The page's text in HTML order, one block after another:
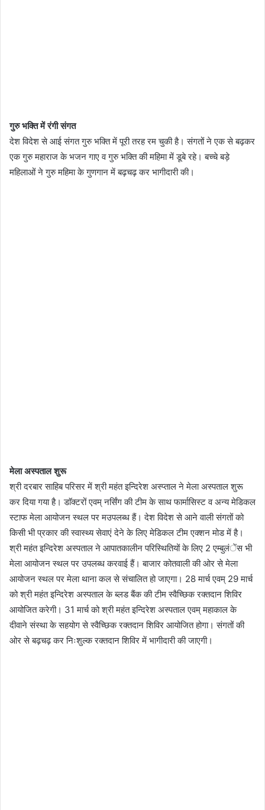
गुरु भक्ति में रंगी संगत
देश विदेश से आई संगत गुरु भक्ति में पूरी तरह रम चुकी है। संगतों ने एक से बढ़कर
एक गुरु महाराज के भजन गाए व गुरु भक्ति की महिमा में डूबे रहे। बच्चे बड़े
महिलाओं ने गुरु महिमा के गुणगान में बढ़चढ़ कर भागीदारी की।
मेला अस्पताल शुरू
श्री दरबार साहिब परिसर में श्री महंत इन्दिरेश अस्प्ताल ने मेला अस्पताल शुरू
कर दिया गया है। डाॅक्टरों एवम् नर्सिंग की टीम के साथ फार्मासिस्ट व अन्य मेडिकल
स्टाफ मेला आयोजन स्थल पर मउपलब्ध हैं। देश विदेश से आने वाली संगतों को
किसी भी प्रकार की स्वास्थ्य सेवाएं देने के लिए मेडिकल टीम एक्शन मोड में है।
श्री महंत इन्दिरेश अस्पताल ने आपातकालीन परिस्थितियों के लिए 2 एम्बुलंेंस भी
मेला आयोजन स्थल पर उपलब्ध करवाई हैं। बाजार कोतवाली की ओर से मेला
आयोजन स्थल पर मेला थाना कल से संचालित हो जाएगा। 28 मार्च एवम् 29 मार्च
को श्री महंत इन्दिरेश अस्पताल के ब्लड बैंक की टीम स्वैच्छिक रक्तदान शिविर
आयोजित करेगी। 31 मार्च को श्री महंत इन्दिरेश अस्पताल एवम् महाकाल के
दीवाने संस्था के सहयोग से स्वैच्छिक रक्तदान शिविर आयोजित होगा। संगतों की
ओर से बढ़चढ़ कर निःशुल्क रक्तदान शिविर में भागीदारी की जाएगी।